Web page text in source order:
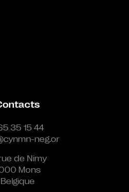
35 15 44
neg.or
de Nimy
Mons
Belgique